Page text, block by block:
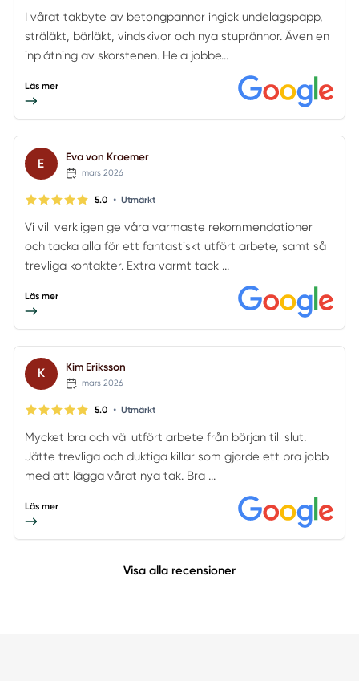
I vårat takbyte av betongpannor ingick undelagspapp,
sträläkt, bärläkt, vindskivor och nya stuprännor. Även en
inplåtning av skorstenen. Hela jobbe...
Läs mer
E Eva von Kraemer
mars 2026
5.0 • Utmärkt
Vi vill verkligen ge våra varmaste rekommendationer
och tacka alla för ett fantastiskt utfört arbete, samt så
trevliga kontakter. Extra varmt tack ...
Läs mer
K Kim Eriksson
mars 2026
5.0 • Utmärkt
Mycket bra och väl utfört arbete från början till slut.
Jätte trevliga och duktiga killar som gjorde ett bra jobb
med att lägga vårat nya tak. Bra ...
Läs mer
Visa alla recensioner